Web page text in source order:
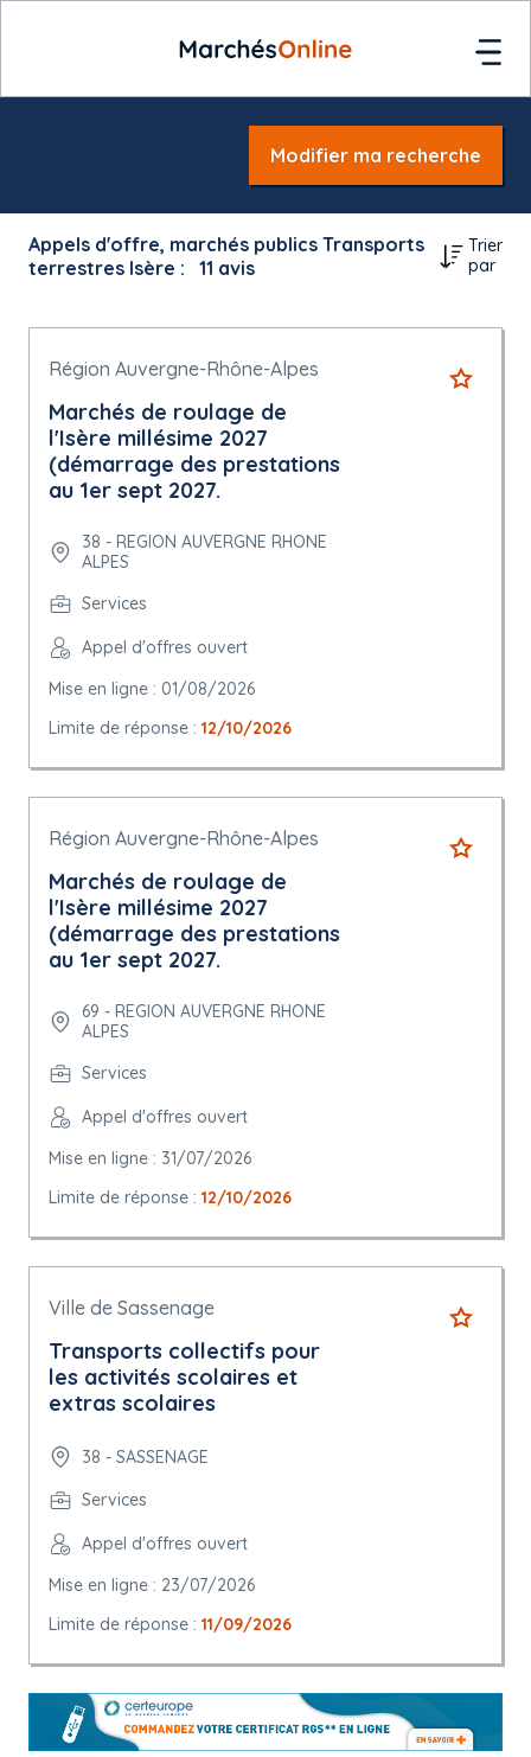
Modifier ma recherche
Appels d'offre, marchés publics Transports
terrestres Isère :
11 avis
Trier
par
Région Auvergne-Rhône-Alpes
Marchés de roulage de
l'Isère millésime 2027
(démarrage des prestations
au 1er sept 2027.
38 - REGION AUVERGNE RHONE
ALPES
Services
Appel d'offres ouvert
Mise en ligne : 01/08/2026
Limite de réponse : 12/10/2026
Région Auvergne-Rhône-Alpes
Marchés de roulage de
l'Isère millésime 2027
(démarrage des prestations
au 1er sept 2027.
69 - REGION AUVERGNE RHONE
ALPES
Services
Appel d'offres ouvert
Mise en ligne : 31/07/2026
Limite de réponse : 12/10/2026
Ville de Sassenage
Transports collectifs pour
les activités scolaires et
extras scolaires
38 - SASSENAGE
Services
Appel d'offres ouvert
Mise en ligne : 23/07/2026
Limite de réponse : 11/09/2026